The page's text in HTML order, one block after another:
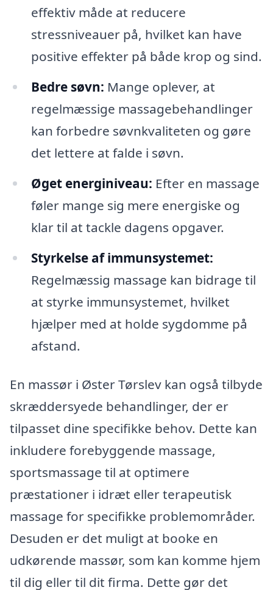
effektiv måde at reducere
stressniveauer på, hvilket kan have
positive effekter på både krop og sind.
Bedre søvn: Mange oplever, at
regelmæssige massagebehandlinger
kan forbedre søvnkvaliteten og gøre
det lettere at falde i søvn.
Øget energiniveau: Efter en massage
føler mange sig mere energiske og
klar til at tackle dagens opgaver.
Styrkelse af immunsystemet:
Regelmæssig massage kan bidrage til
at styrke immunsystemet, hvilket
hjælper med at holde sygdomme på
afstand.
En massør i Øster Tørslev kan også tilbyde
skræddersyede behandlinger, der er
tilpasset dine specifikke behov. Dette kan
inkludere forebyggende massage,
sportsmassage til at optimere
præstationer i idræt eller terapeutisk
massage for specifikke problemområder.
Desuden er det muligt at booke en
udkørende massør, som kan komme hjem
til dig eller til dit firma. Dette gør det